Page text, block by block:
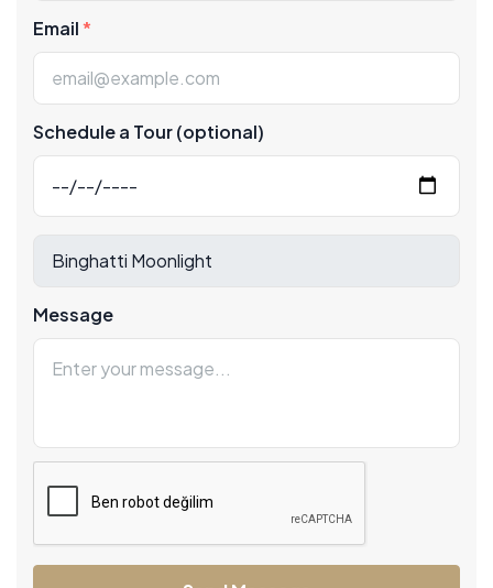
+971
Email
Schedule a Tour (optional)
Message